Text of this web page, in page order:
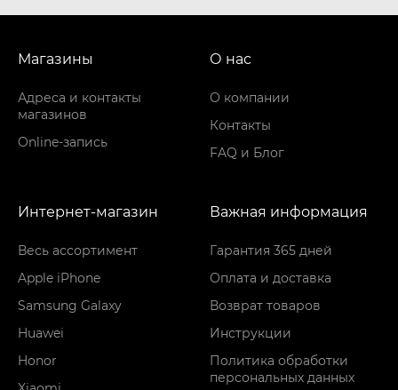
Магазины
Адреса и контакты
магазинов
Online-запись
О нас
О компании
Контакты
FAQ и Блог
Интернет-магазин
Весь ассортимент
Apple iPhone
Samsung Galaxy
Huawei
Honor
Важная информация
Гарантия 365 дней
Оплата и доставка
Возврат товаров
Инструкции
Политика обработки
персональных данных